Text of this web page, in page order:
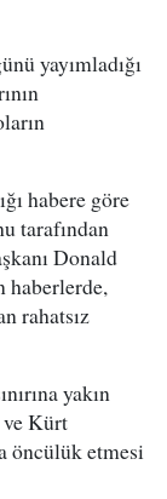
yayımladığı
habere göre
tarafından
Donald
haberlerde,
rahatsız
yakın
ve Kürt
öncülük etmesi